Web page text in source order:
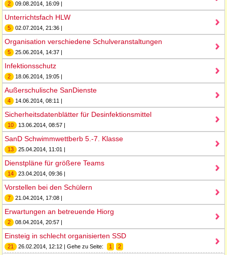
2 09.08.2014, 16:09 |
Unterrichtsfach HLW
5 02.07.2014, 21:36 |
Organisation verschiedene Schulveranstaltungen
5 25.06.2014, 14:37 |
Infektionsschutz
2 18.06.2014, 19:05 |
Außerschulische SanDienste
4 14.06.2014, 08:11 |
Sicherheitsdatenblätter für Desinfektionsmittel
10 13.06.2014, 08:57 |
SanD Schwimmwettberb 5.-7. Klasse
13 25.04.2014, 11:01 |
Dienstpläne für größere Teams
14 23.04.2014, 09:36 |
Vorstellen bei den Schülern
7 21.04.2014, 17:08 |
Erwartungen an betreuende Hiorg
2 08.04.2014, 20:57 |
Einsteig in schlecht organisierten SSD
21 26.02.2014, 12:12 | Gehe zu Seite: 1 2